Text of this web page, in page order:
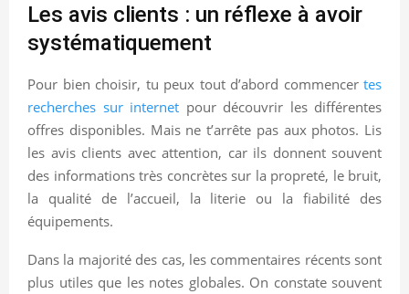
Les avis clients : un réflexe à avoir
systématiquement
Pour bien choisir, tu peux tout d’abord commencer tes
recherches sur internet pour découvrir les différentes
offres disponibles. Mais ne t’arrête pas aux photos. Lis
les avis clients avec attention, car ils donnent souvent
des informations très concrètes sur la propreté, le bruit,
la qualité de l’accueil, la literie ou la fiabilité des
équipements.
Dans la majorité des cas, les commentaires récents sont
plus utiles que les notes globales. On constate souvent